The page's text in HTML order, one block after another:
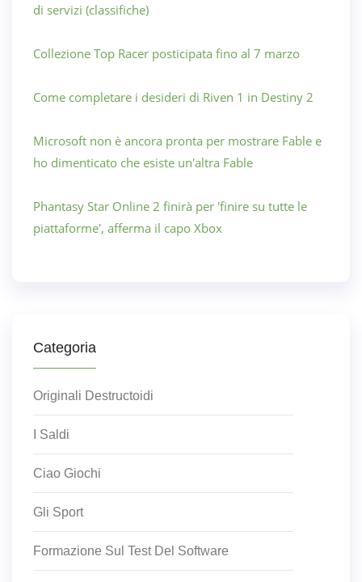
di servizi (classifiche)
Collezione Top Racer posticipata fino al 7 marzo
Come completare i desideri di Riven 1 in Destiny 2
Microsoft non è ancora pronta per mostrare Fable e
ho dimenticato che esiste un'altra Fable
Phantasy Star Online 2 finirà per 'finire su tutte le
piattaforme', afferma il capo Xbox
Categoria
Originali Destructoidi
I Saldi
Ciao Giochi
Gli Sport
Formazione Sul Test Del Software